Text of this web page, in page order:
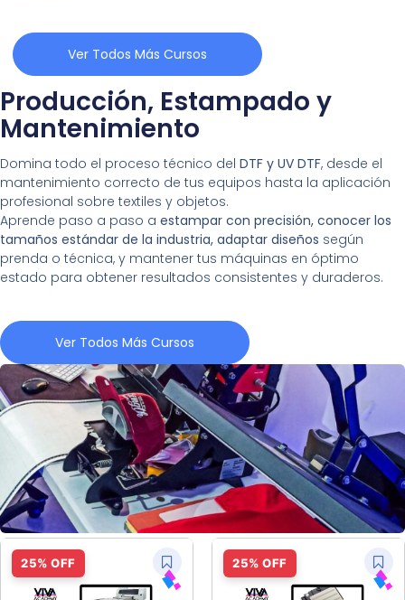
Ver Todos Más Cursos
Producción, Estampado y
Mantenimiento
Domina todo el proceso técnico del DTF y UV DTF, desde el
mantenimiento correcto de tus equipos hasta la aplicación
profesional sobre textiles y objetos.
Aprende paso a paso a estampar con precisión, conocer los
tamaños estándar de la industria, adaptar diseños según
prenda o técnica, y mantener tus máquinas en óptimo
estado para obtener resultados consistentes y duraderos.
Ver Todos Más Cursos